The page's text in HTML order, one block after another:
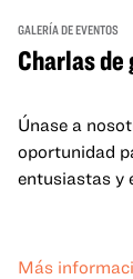
GALERÍA DE EVENTOS
Charlas de
Únase a
oportunidad
entusiastas y
Más